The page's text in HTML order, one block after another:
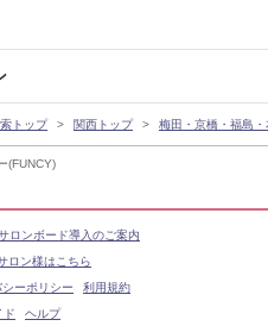
(FUNCY)
トップ 関西トップ 梅田・京橋・福島
ロンボード導入のご案内
ロン様はこちら
シーポリシー
利用規約
ド
ヘルプ